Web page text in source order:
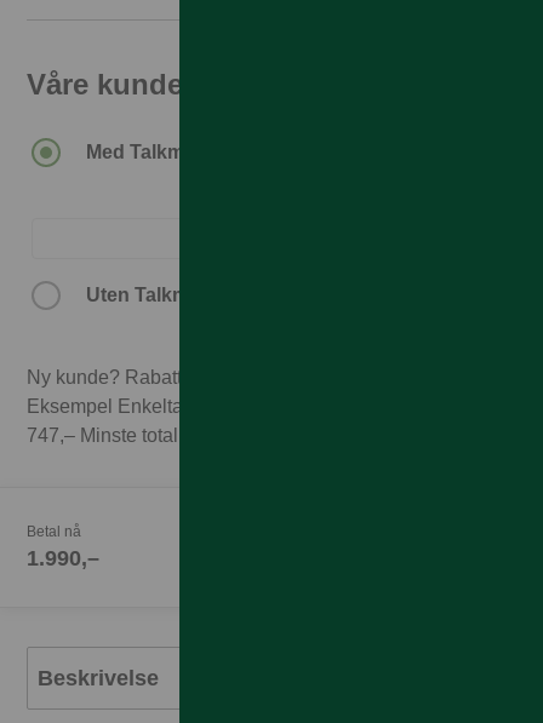
Våre kunder får den beste prisen
Med Talkmore-abonnement.
Uten Talkmore-abonnement.
Ny kunde? Rabatten forutsetter 3 mnd abonnement.
Eksempel Enkeltabonnement 1GB til 249,– x 3 mnd =
747,– Minste totalpris med 3 mnd abonnement 2.737,–
Betal nå
1.990,–
Beskrivelse